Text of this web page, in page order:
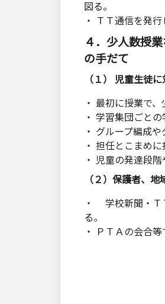
図る。
・ ＴＴ通信を発
４．少人数授
の手だて
（１） 児童生徒
・ 最初に授業で
・ 学習集団ごと
・ グループ編成
・ 担任とこまめ
・ 児童の発達段
（２）保護者、地
・ 学校新聞・Ｔ
る。
・ ＰＴＡの会合